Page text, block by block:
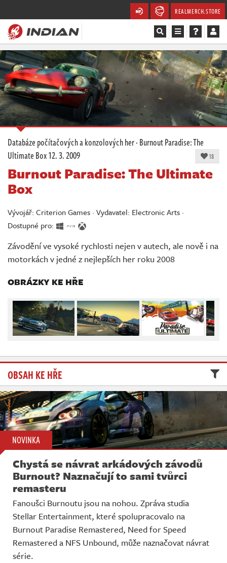
REALMERCH.STORE
Magazín
Recenze
Videa
Soutěže
Databáze
Komunita
Redakce
Živě
Databáze počítačových a konzolových her·Burnout Paradise: The
Ultimate Box12. 3. 2009 18
Burnout Paradise: The Ultimate
Box
Vývojář: Criterion Games · Vydavatel: Electronic Arts ·
Dostupné pro:
Závodění ve vysoké rychlosti nejen v autech, ale nově i na
motorkách v jedné z nejlepších her roku 2008
OBRÁZKY KE HŘE
OBSAH KE HŘE
NOVINKA
Chystá se návrat arkádových závodů
Burnout? Naznačují to sami tvůrci
remasteru
Fanoušci Burnoutu jsou na nohou. Zpráva studia
Stellar Entertainment, které spolupracovalo na
Burnout Paradise Remastered, Need for Speed
Remastered a NFS Unbound, může naznačovat návrat
série.